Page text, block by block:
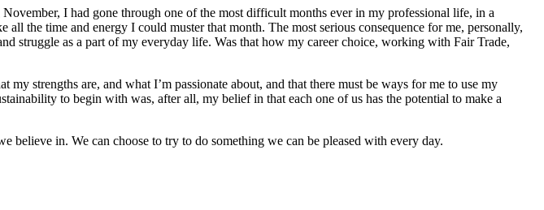
I had gone through one of the most difficult months ever in my professional life, in a
the time and energy I could muster that month. The most serious consequence for me, personally,
struggle as a part of my everyday life. Was that how my career choice, working with Fair Trade,
strengths are, and what I’m passionate about, and that there must be ways for me to use my
to begin with was, after all, my belief in that each one of us has the potential to make a
believe in. We can choose to try to do something we can be pleased with every day.